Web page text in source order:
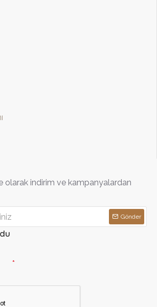
olarak indirim ve kampanyalardan
Gönder